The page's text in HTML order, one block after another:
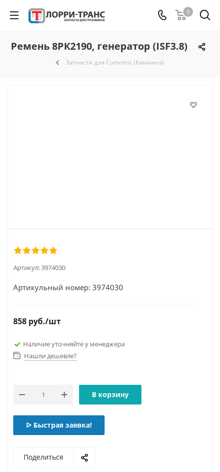
0
Ремень 8РК2190, генератор (ISF3.8)
Запчасти для Cummins (Камминз)
Артикул:3974030
Артикульный номер: 3974030
858 руб./шт
Наличие уточняйте у менеджера
Нашли дешевле?
В корзину
ᐅ Быстрая заявка!
Поделиться